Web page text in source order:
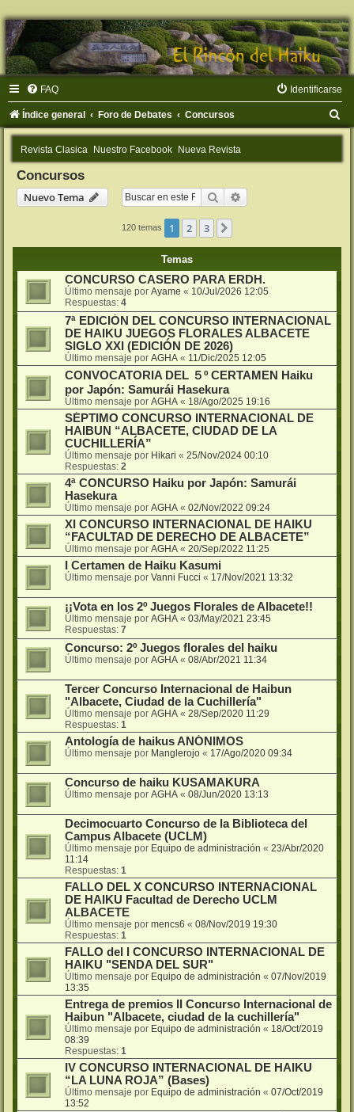
FAQ Identificarse
Índice general Foro de Debates Concursos
u
Revista Clasica Nuestro Facebook Nueva Revista
Concursos
Nuevo Tema
Buscar
120 temas 1 2 3
Temas
CONCURSO CASERO PARA ERDH.
Último mensaje por Ayame « 10/Jul/2026 12:05
Respuestas: 4
7ª EDICIÓN DEL CONCURSO INTERNACIONAL
DE HAIKU JUEGOS FLORALES ALBACETE
SIGLO XXI (EDICIÓN DE 2026)
Último mensaje por AGHA « 11/Dic/2025 12:05
CONVOCATORIA DEL ５º CERTAMEN Haiku
por Japón: Samurái Hasekura
Último mensaje por AGHA « 18/Ago/2025 19:16
SÉPTIMO CONCURSO INTERNACIONAL DE
HAIBUN “ALBACETE, CIUDAD DE LA
CUCHILLERÍA”
Último mensaje por Hikari « 25/Nov/2024 00:10
Respuestas: 2
4ª CONCURSO Haiku por Japón: Samurái
Hasekura
Último mensaje por AGHA « 02/Nov/2022 09:24
XI CONCURSO INTERNACIONAL DE HAIKU
“FACULTAD DE DERECHO DE ALBACETE”
Último mensaje por AGHA « 20/Sep/2022 11:25
I Certamen de Haiku Kasumi
Último mensaje por Vanni Fucci « 17/Nov/2021 13:32
¡¡Vota en los 2º Juegos Florales de Albacete!!
Último mensaje por AGHA « 03/May/2021 23:45
Respuestas: 7
Concurso: 2º Juegos florales del haiku
Último mensaje por AGHA « 08/Abr/2021 11:34
Tercer Concurso Internacional de Haibun
"Albacete, Ciudad de la Cuchillería"
Último mensaje por AGHA « 28/Sep/2020 11:29
Respuestas: 1
Antología de haikus ANÓNIMOS
Último mensaje por Manglerojo « 17/Ago/2020 09:34
Concurso de haiku KUSAMAKURA
Último mensaje por AGHA « 08/Jun/2020 13:13
Decimocuarto Concurso de la Biblioteca del
Campus Albacete (UCLM)
Último mensaje por Equipo de administración « 23/Abr/2020
11:14
Respuestas: 1
FALLO DEL X CONCURSO INTERNACIONAL
DE HAIKU Facultad de Derecho UCLM
ALBACETE
Último mensaje por mencs6 « 08/Nov/2019 19:30
Respuestas: 1
FALLO del I CONCURSO INTERNACIONAL DE
HAIKU "SENDA DEL SUR"
Último mensaje por Equipo de administración « 07/Nov/2019
13:35
Entrega de premios II Concurso Internacional de
Haibun "Albacete, ciudad de la cuchillería"
Último mensaje por Equipo de administración « 18/Oct/2019
08:39
Respuestas: 1
IV CONCURSO INTERNACIONAL DE HAIKU
“LA LUNA ROJA” (Bases)
Último mensaje por Equipo de administración « 07/Oct/2019
13:52